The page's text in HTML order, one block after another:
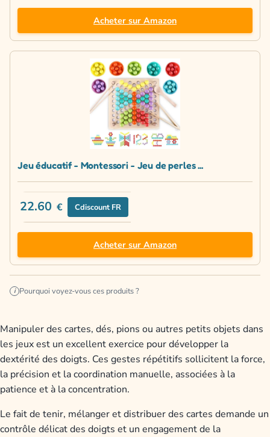
Acheter sur Amazon
Jeu éducatif - Montessori - Jeu de perles ...
22.60 € Cdiscount FR
Acheter sur Amazon
i Pourquoi voyez-vous ces produits ?
Manipuler des cartes, dés, pions ou autres petits objets dans
les jeux est un excellent exercice pour développer la
dextérité des doigts. Ces gestes répétitifs sollicitent la force,
la précision et la coordination manuelle, associées à la
patience et à la concentration.
Le fait de tenir, mélanger et distribuer des cartes demande un
contrôle délicat des doigts et un engagement de la